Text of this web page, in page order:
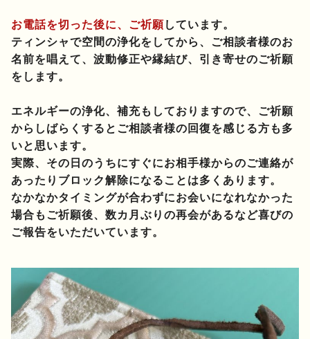
お電話を切った後に、ご祈願しています。
ティンシャで空間の浄化をしてから、ご相談者様のお
名前を唱えて、波動修正や縁結び、引き寄せのご祈願
をします。
エネルギーの浄化、補充もしておりますので、ご祈願
からしばらくするとご相談者様の回復を感じる方も多
いと思います。
実際、その日のうちにすぐにお相手様からのご連絡が
あったりブロック解除になることは多くあります。
なかなかタイミングが合わずにお会いになれなかった
場合もご祈願後、数カ月ぶりの再会があるなど喜びの
ご報告をいただいています。